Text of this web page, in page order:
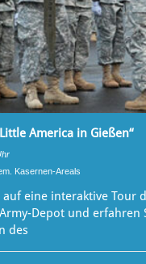
America in Gießen“
Kasernen-Areals
auf eine interaktive Tour
Depot und erfahren
des